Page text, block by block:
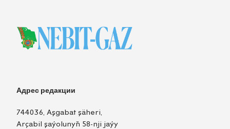
Адрес редакции
744036, Aşgabat şäheri,
Arçabil şaýolunyň 58-nji jaýy